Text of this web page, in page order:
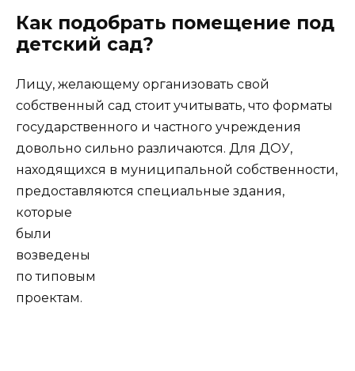
Как подобрать помещение под
детский сад?
Лицу, желающему организовать свой
собственный сад стоит учитывать, что форматы
государственного и частного учреждения
довольно сильно различаются. Для ДОУ,
находящихся в муниципальной собственности,
предоставляются специальные здания,
которые
были
возведены
по типовым
проектам.